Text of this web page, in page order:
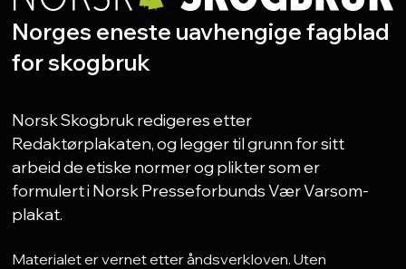
Norges eneste uavhengige fagblad
for skogbruk
Norsk Skogbruk redigeres etter
Redaktørplakaten, og legger til grunn for sitt
arbeid de etiske normer og plikter som er
formulert i Norsk Presseforbunds Vær Varsom-
plakat.
Materialet er vernet etter åndsverkloven. Uten